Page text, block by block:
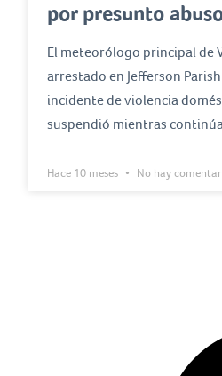
por presunto
El meteorólogo principal de
arrestado en Jefferson
incidente de violencia
suspendió mientras continúa
Hace 10 meses No hay